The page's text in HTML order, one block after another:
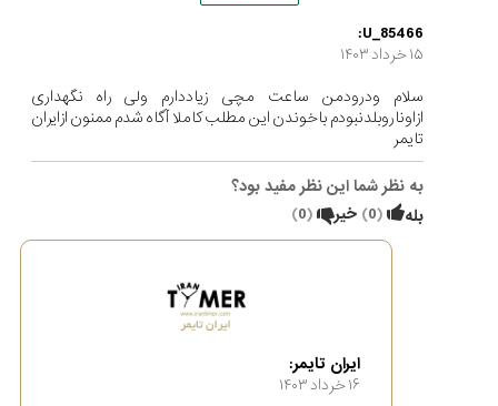
U_85466:
۱۵ خرداد ۱۴۰۳
سلام ودرودمن ساعت مچی زیاددارم ولی راه نگهداری
ازاوناروبلدنبودم باخوندن این مطلب کاملا آگاه شدم ممنون ازایران
تایمر
به نظر شما این نظر مفید بود؟
بله
(
0
) خیر (
0
)
ایران تایمر:
۱۶ خرداد ۱۴۰۳